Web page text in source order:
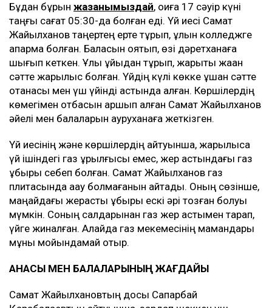
Бұдан бұрын жазғанымыздай, оқиға 17 сәуір күні
таңғы сағат 05:30-да болған еді. Үй иесі Самат
Жайылханов таңертең ерте тұрып, ұлын колледжге
апармақ болған. Баласын оятып, өзі дәретханаға
шығып кеткен. Ұлы ұйқыдан тұрып, жарықты жаққан
сәтте жарылыс болған. Үйдің күлі көкке ұшқан сәтте
отанасы мен үш үйінді астында қалған. Көршілердің
көмегімен отбасын аршып алған Самат Жайылханов
әйелі мен балаларын ауруханаға жеткізген.
Үй иесінің және көршілердің айтуынша, жарылысқа
үй ішіндегі газ құрылғысы емес, жер астындағы газ
құбыры себеп болған. Самат Жайылханов газ
плитасында ақау болмағанын айтады. Оның сөзінше,
маңайдағы жерасты құбыры ескі әрі тозған болуы
мүмкін. Соның салдарынан газ жер астымен тарап,
үйге жиналған. Алайда газ мекемесінің мамандары
мұны мойындамай отыр.
АНАСЫ МЕН БАЛАЛАРЫНЫҢ ЖАҒДАЙЫ
Самат Жайылхановтың досы Сапарбай